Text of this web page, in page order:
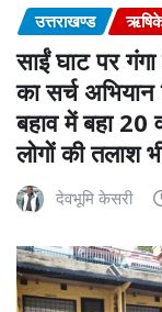
उत्तराखण्ड
साईं घाट पर
का सर्च अभियान
बहाव में बहा 20
लोगों की तलाश
देवभूमि केसरी